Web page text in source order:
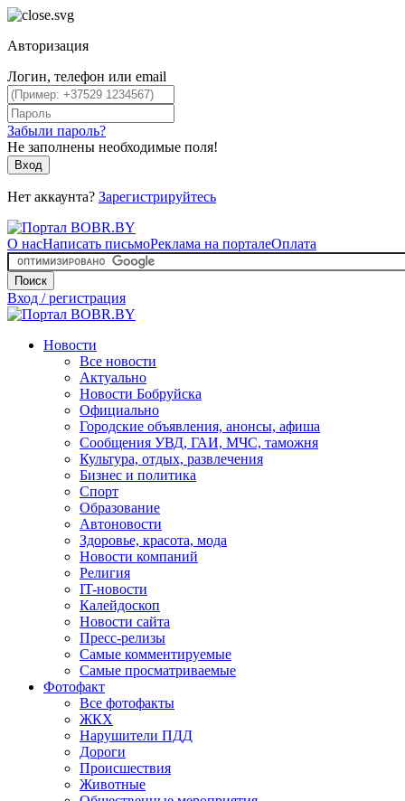
Авторизация
Логин, телефон или email
Забыли пароль?
Не заполнены необходимые поля!
Вход
Нет аккаунта? Зарегистрируйтесь
О насНаписать письмоРеклама на порталеОплата
Поиск
Вход / регистрация
Новости
Все новости
Актуально
Новости Бобруйска
Официально
Городские объявления, анонсы, афиша
Сообщения УВД, ГАИ, МЧС, таможня
Культура, отдых, развлечения
Бизнес и политика
Спорт
Образование
Автоновости
Здоровье, красота, мода
Новости компаний
Религия
IT-новости
Калейдоскоп
Новости сайта
Пресс-релизы
Самые комментируемые
Самые просматриваемые
Фотофакт
Все фотофакты
ЖКХ
Нарушители ПДД
Дороги
Происшествия
Животные